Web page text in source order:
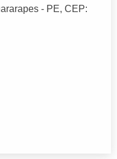
- PE, CEP: